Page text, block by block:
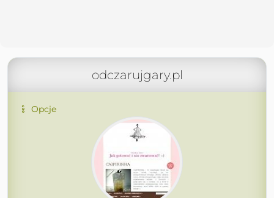
odczarujgary.pl
Opcje